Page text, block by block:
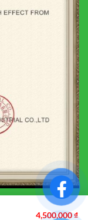
4,500,000₫